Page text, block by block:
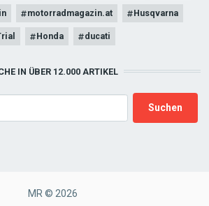
motorradmagazin.at Husqvarna
Honda ducati
IN ÜBER 12.000 ARTIKEL
MR © 2026